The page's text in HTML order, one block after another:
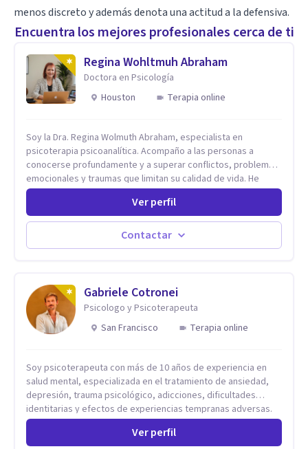
menos discreto y además denota una actitud a la defensiva.
Encuentra los mejores profesionales cerca de ti
Regina Wohltmuh Abraham
Doctora en Psicología
Houston
Terapia online
Soy la Dra. Regina Wolmuth Abraham, especialista en
psicoterapia psicoanalítica. Acompaño a las personas a
conocerse profundamente y a superar conflictos, problemas
emocionales y traumas que limitan su calidad de vida. He
trabajado en reconocidas instituciones como el Hospital
Psiquiátrico San Rafael, Instituto Psiquiátrico MENDAO, San
Bernardino, Hospital Psiquiátrico Infantil y el Centro de
Integración Juvenil. Además, tuve el privilegio de colaborar
en comunidades como Olivar del Conde y Xochimilco, lo que
Ver perfil
Contactar
Gabriele Cotronei
Psicologo y Psicoterapeuta
San Francisco
Terapia online
Soy psicoterapeuta con más de 10 años de experiencia en
salud mental, especializada en el tratamiento de ansiedad,
depresión, trauma psicológico, adicciones, dificultades
identitarias y efectos de experiencias tempranas adversas.
Ofrezco un espacio terapéutico seguro, confidencial y
profundamente humano, donde el dolor emocional puede
Ver perfil